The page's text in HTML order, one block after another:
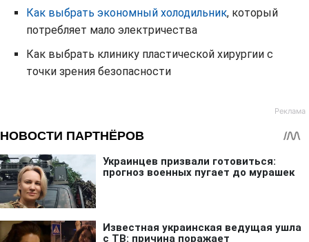
Как выбрать экономный холодильник, который
потребляет мало электричества
Как выбрать клинику пластической хирургии с
точки зрения безопасности